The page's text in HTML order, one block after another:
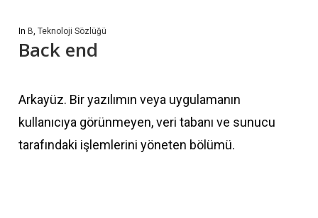
In B, Teknoloji Sözlüğü
Back end
Arkayüz. Bir yazılımın veya uygulamanın
kullanıcıya görünmeyen, veri tabanı ve sunucu
tarafındaki işlemlerini yöneten bölümü.